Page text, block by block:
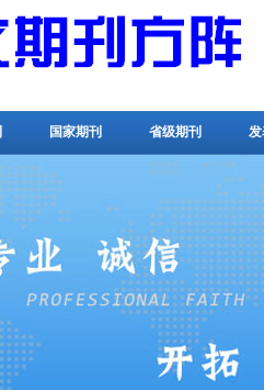
国家期刊 省级期刊 发